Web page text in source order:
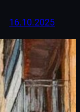
16.10.2025